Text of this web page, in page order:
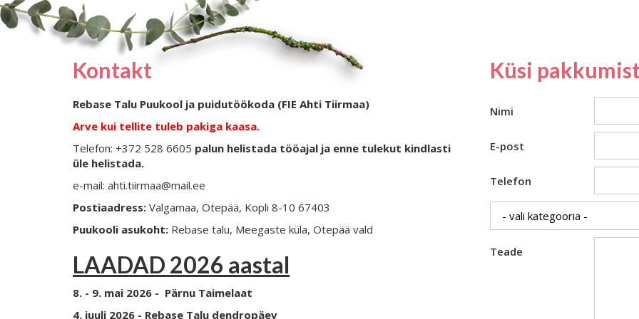
Kontakt
Rebase Talu Puukool ja puidutöökoda (FIE Ahti Tiirmaa)
Arve kui tellite tuleb pakiga kaasa.
Telefon: +372 528 6605 palun helistada tööajal ja enne tulekut kindlasti
üle helistada.
e-mail: ahti.tiirmaa@mail.ee
Postiaadress: Valgamaa, Otepää, Kopli 8-10 67403
Puukooli asukoht: Rebase talu, Meegaste küla, Otepää vald
LAADAD 2026 aastal
8. - 9. mai 2026 - Pärnu Taimelaat
4. juuli 2026 - Rebase Talu dendropäev
Küsi
Nimi
E-post
Telefon
Teade